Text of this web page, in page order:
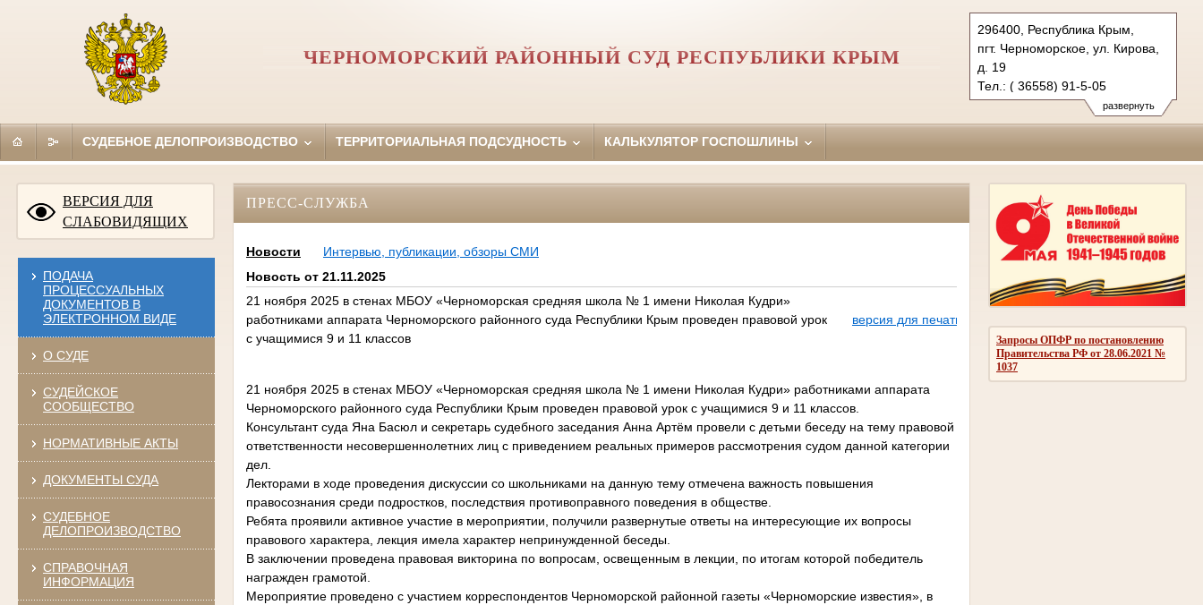
развернуть
296400, Республика Крым,
пгт. Черноморское, ул. Кирова,
д. 19
Тел.: ( 36558) 91-5-05
chernomorskiy.krm@sudrf.ru
показать на карте
ЧЕРНОМОРСКИЙ РАЙОННЫЙ СУД РЕСПУБЛИКИ КРЫМ
СУДЕБНОЕ ДЕЛОПРОИЗВОДСТВО ТЕРРИТОРИАЛЬНАЯ ПОДСУДНОСТЬ КАЛЬКУЛЯТОР ГОСПОШЛИНЫ
ВЕРСИЯ ДЛЯ
СЛАБОВИДЯЩИХ
ПОДАЧА
ПРОЦЕССУАЛЬНЫХ
ДОКУМЕНТОВ В
ЭЛЕКТРОННОМ ВИДЕ
О СУДЕ
СУДЕЙСКОЕ
СООБЩЕСТВО
НОРМАТИВНЫЕ АКТЫ
ДОКУМЕНТЫ СУДА
СУДЕБНОЕ
ДЕЛОПРОИЗВОДСТВО
СПРАВОЧНАЯ
ИНФОРМАЦИЯ
Запросы ОПФР по постановлению
Правительства РФ от 28.06.2021 №
1037
ПРЕСС-СЛУЖБА
Новости
Интервью, публикации, обзоры СМИ
Новость от 21.11.2025
21 ноября 2025 в стенах МБОУ «Черноморская средняя школа № 1 имени Николая Кудри»
работниками аппарата Черноморского районного суда Республики Крым проведен правовой урок
с учащимися 9 и 11 классов
версия для печати
21 ноября 2025 в стенах МБОУ «Черноморская средняя школа № 1 имени Николая Кудри» работниками аппарата
Черноморского районного суда Республики Крым проведен правовой урок с учащимися 9 и 11 классов.
Консультант суда Яна Басюл и секретарь судебного заседания Анна Артём провели с детьми беседу на тему правовой
ответственности несовершеннолетних лиц с приведением реальных примеров рассмотрения судом данной категории
дел.
Лекторами в ходе проведения дискуссии со школьниками на данную тему отмечена важность повышения
правосознания среди подростков, последствия противоправного поведения в обществе.
Ребята проявили активное участие в мероприятии, получили развернутые ответы на интересующие их вопросы
правового характера, лекция имела характер непринужденной беседы.
В заключении проведена правовая викторина по вопросам, освещенным в лекции, по итогам которой победитель
награжден грамотой.
Мероприятие проведено с участием корреспондентов Черноморской районной газеты «Черноморские известия», в